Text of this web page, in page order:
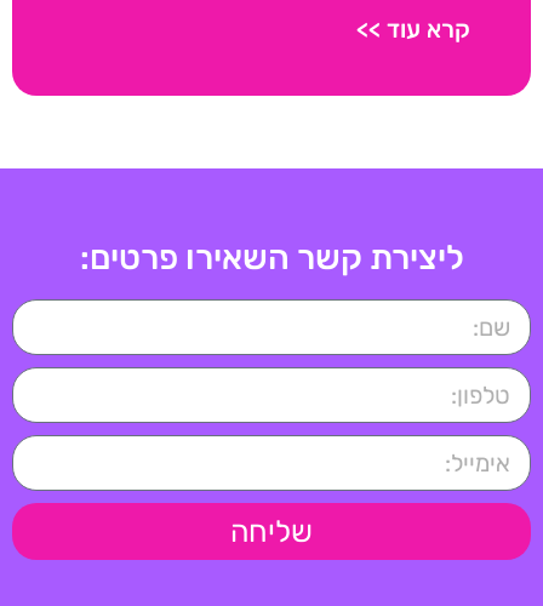
קרא עוד >>
ליצירת קשר השאירו פרטים:
שליחה